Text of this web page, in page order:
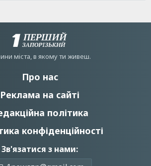
мiста, в якому ти живеш.
Про нас
Реклама на сайті
політика
конфіденційності
Зв'язатися з нами: